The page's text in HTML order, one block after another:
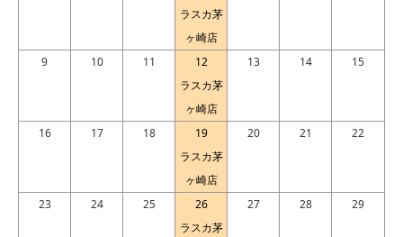
ラスカ茅
ヶ崎店
9 10 11
12
ラスカ茅
ヶ崎店
13 14 15
16 17 18
19
ラスカ茅
ヶ崎店
20 21 22
23 24 25
26
ラスカ茅
27 28 29